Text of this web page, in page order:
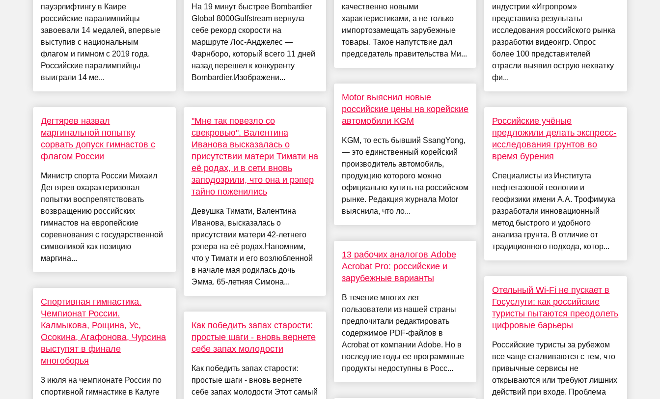
пауэрлифтингу в Каире
российские паралимпийцы
завоевали 14 медалей, впервые
выступив с национальным
флагом и гимном с 2019 года.
Российские паралимпийцы
выиграли 14 ме...
Дегтярев назвал
маргинальной попытку
сорвать допуск гимнастов с
флагом России
Министр спорта России Михаил
Дегтярев охарактеризовал
попытки воспрепятствовать
возвращению российских
гимнастов на европейские
соревнования с государственной
символикой как позицию
маргина...
Спортивная гимнастика.
Чемпионат России.
Калмыкова, Рощина, Ус,
Осокина, Агафонова, Чурсина
выступят в финале
многоборья
3 июля на чемпионате России по
спортивной гимнастике в Калуге
На 19 минут быстрее Bombardier
Global 8000Gulfstream вернула
себе рекорд скорости на
маршруте Лос-Анджелес —
Фарнборо, который всего 11 дней
назад перешел к конкуренту
Bombardier.Изображени...
"Мне так повезло со
свекровью". Валентина
Иванова высказалась о
присутствии матери Тимати на
её родах, и в сети вновь
заподозрили, что она и рэпер
тайно поженились
Девушка Тимати, Валентина
Иванова, высказалась о
присутствии матери 42-летнего
рэпера на её родах.Напомним,
что у Тимати и его возлюбленной
в начале мая родилась дочь
Эмма. 65-летняя Симона...
Как победить запах старости:
простые шаги - вновь вернете
себе запах молодости
Как победить запах старости:
простые шаги - вновь вернете
себе запах молодости Этот самый
качественно новыми
характеристиками, а не только
импортозамещать зарубежные
товары. Такое напутствие дал
председатель правительства Ми...
Motor выяснил новые
российские цены на корейские
автомобили KGM
KGM, то есть бывший SsangYong,
— это единственный корейский
производитель автомобиль,
продукцию которого можно
официально купить на российском
рынке. Редакция журнала Motor
выяснила, что ло...
13 рабочих аналогов Adobe
Acrobat Pro: российские и
зарубежные варианты
В течение многих лет
пользователи из нашей страны
предпочитали редактировать
содержимое PDF-файлов в
Acrobat от компании Adobe. Но в
последние годы ее программные
продукты недоступны в Росс...
индустрии «Игропром»
представила результаты
исследования российского рынка
разработки видеоигр. Опрос
более 100 представителей
отрасли выявил острую нехватку
фи...
Российские учёные
предложили делать экспресс-
исследования грунтов во
время бурения
Специалисты из Института
нефтегазовой геологии и
геофизики имени А.А. Трофимука
разработали инновационный
метод быстрого и удобного
анализа грунта. В отличие от
традиционного подхода, котор...
Отельный Wi-Fi не пускает в
Госуслуги: как российские
туристы пытаются преодолеть
цифровые барьеры
Российские туристы за рубежом
все чаще сталкиваются с тем, что
привычные сервисы не
открываются или требуют лишних
действий при входе. Проблема